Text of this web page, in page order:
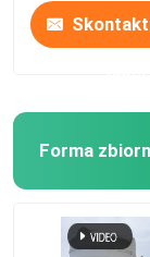
Forma